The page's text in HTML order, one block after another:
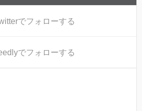
でフォローする
でフォローする